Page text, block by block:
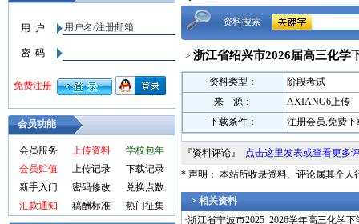
会员功能
会员服务 上传资料
学校包年
会员贮值
上传记录
下载记录
新手入门
密码修改
兑换点数
汇款通知
稿酬标准 热门征集
资料搜索
> 浙江省绍兴市2026届高三化学
资料类型：
阶段考试
来 源：
AXIANG6上传
下载条件：
注册会员,免费下
『资料评论』 点击这里发表或查看更多
* 声明： 本站所收录资料、评论属其个人
> 相关资料
·浙江省宁波市2025_2026学年高三化学